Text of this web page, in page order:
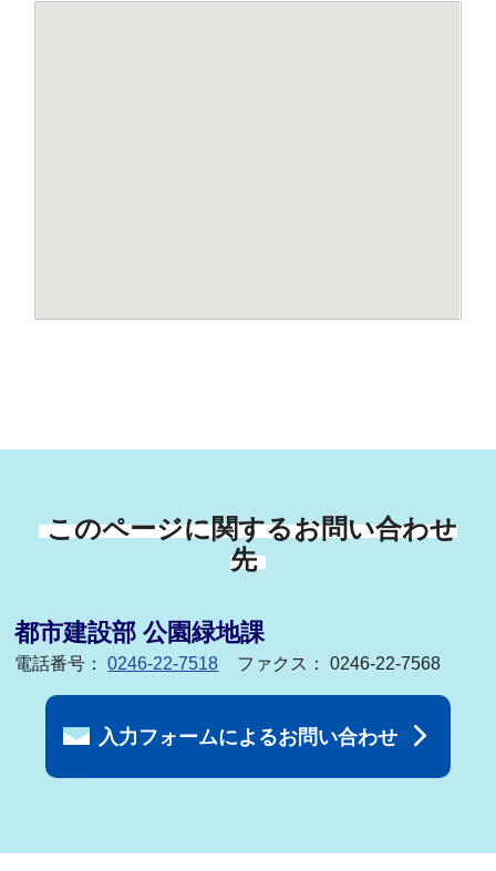
このページに関するお問い合わせ
先
都市建設部 公園緑地課
電話番号：0246-22-7518 ファクス： 0246-22-7568
入力フォームによるお問い合わせ